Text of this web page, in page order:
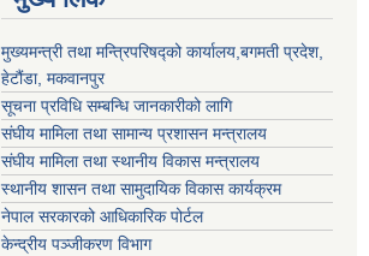
मुख्यमन्त्री तथा मन्त्रिपरिषद्को कार्यालय,बगमती प्रदेश,
हेटौंडा, मकवानपुर
सूचना प्रविधि सम्बन्धि जानकारीको लागि
संघीय मामिला तथा सामान्य प्रशासन मन्त्रालय
संघीय मामिला तथा स्थानीय विकास मन्त्रालय
स्थानीय शासन तथा सामुदायिक विकास कार्यक्रम
नेपाल सरकारको आधिकारिक पोर्टल
केन्द्रीय पञ्जीकरण विभाग